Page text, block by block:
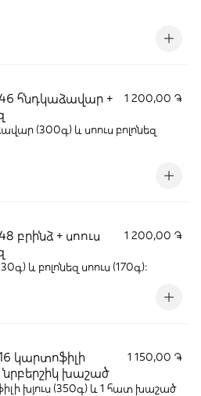
հնդկաձավար +
1 200,00 ֏
(300գ) և սոուս բոլոնեզ
բրինձ + սոուս
1 200,00 ֏
և բոլոնեզ սոուս (170գ)։
կարտոֆիլի
նրբերշիկ խաշած
1 150,00 ֏
խյուս (350գ) և 1 հատ խաշած